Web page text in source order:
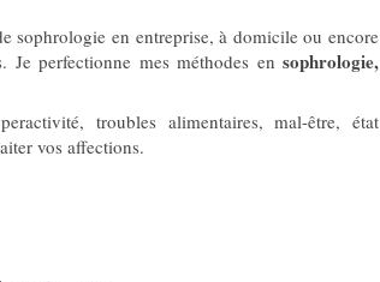
sophrologie en entreprise, à domicile ou encore
Je perfectionne mes méthodes en sophrologie,
troubles alimentaires, mal-être, état
vos affections.